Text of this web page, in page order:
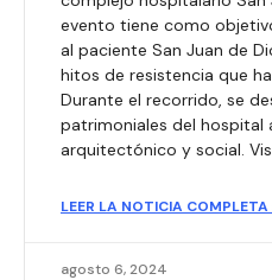
evento tiene como
al paciente San Juan de
hitos de resistencia que
Durante el recorrido, se
patrimoniales del hospital
arquitectónico y social.
LEER LA NOTICIA COMPLETA
agosto 6, 2024